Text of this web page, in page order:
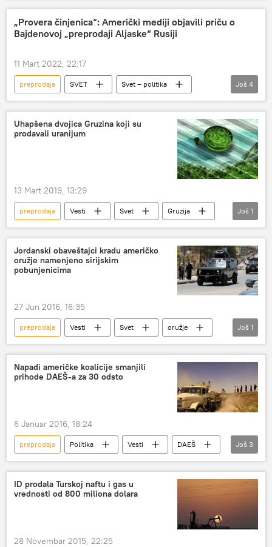
vojna tehnika
Ukrajina oružje
„Provera činjenica“: Američki mediji objavili priču o
Bajdenovoj „preprodaji Aljaske“ Rusiji
11 Mart 2022, 22:17
preprodaja SVET
Svet – politika
SAD
Džozef Bajden
Aljaska
Rusija
Još 4
Uhapšena dvojica Gruzina koji su
prodavali uranijum
13 Mart 2019, 13:29
preprodaja Vesti Svet
Gruzija
uranijum
Još 1
Jordanski obaveštajci kradu američko
oružje namenjeno sirijskim
pobunjenicima
27 Jun 2016, 16:35
preprodaja Vesti Svet
oružje
Jordan
Još 1
Napadi američke koalicije smanjili
prihode DAEŠ-a za 30 odsto
6 Januar 2016, 18:24
preprodaja Politika Vesti
DAEŠ
prihodi
međunarodna koalicija nafta
Još 3
ID prodala Turskoj naftu i gas u
vrednosti od 800 miliona dolara
28 Novembar 2015, 22:25